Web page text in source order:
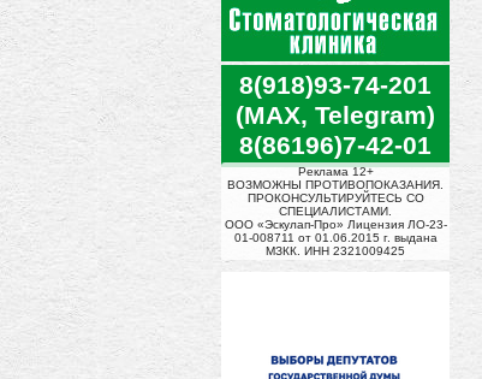
8(918)93-74-201
(MAX, Telegram)
8(86196)7-42-01
Реклама 12+
ВОЗМОЖНЫ ПРОТИВОПОКАЗАНИЯ.
ПРОКОНСУЛЬТИРУЙТЕСЬ СО
СПЕЦИАЛИСТАМИ.
ООО «Эскулап-Про» Лицензия ЛО-23-
01-008711 от 01.06.2015 г. выдана
МЗКК. ИНН 2321009425